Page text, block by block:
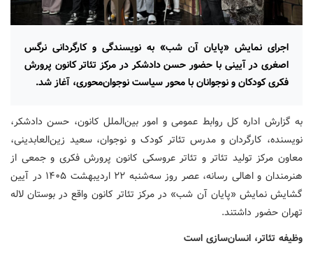
اجرای نمایش «پایان آن شب» به نویسندگی و کارگردانی نرگس
اصغری در آیینی با حضور حسن دادشکر در مرکز تئاتر کانون پرورش
فکری کودکان و نوجوانان با محور سیاست نوجوان‌محوری، آغاز شد.
به گزارش اداره کل روابط عمومی و امور بین‌الملل کانون، حسن دادشکر،
نویسنده، کارگردان و مدرس تئاتر کودک و نوجوان، سعید زین‌العابدینی،
معاون مرکز تولید تئاتر و تئاتر عروسکی کانون پرورش فکری و جمعی از
هنرمندان و اهالی رسانه، عصر روز سه‌شنبه ۲۲ اردیبهشت ۱۴۰۵ در آیین
گشایش نمایش «پایان آن شب» در مرکز تئاتر کانون واقع در بوستان لاله
تهران حضور داشتند.
وظیفه تئاتر، انسان‌سازی است